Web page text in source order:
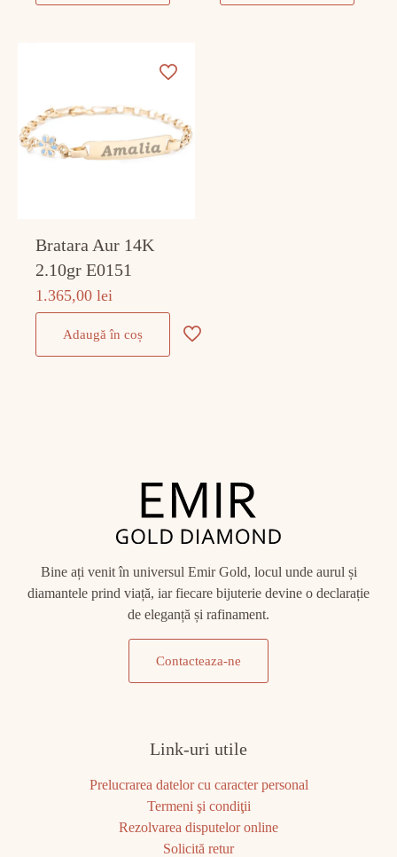
Bratara Aur 14K
2.10gr E0151
1.365,00lei
Adaugă în coș
Bine ați venit în universul Emir Gold, locul unde aurul și
diamantele prind viață, iar fiecare bijuterie devine o declarație
de eleganță și rafinament.
Contacteaza-ne
Link-uri utile
Prelucrarea datelor cu caracter personal
Termeni şi condiţii
Rezolvarea disputelor online
Solicită retur